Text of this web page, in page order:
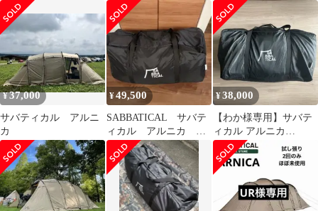
ツールームテント
ィカル )ARNICA アル
ニカ
¥37,000
サバティカル アルニ
カ
¥49,500
SABBATICAL サバテ
ィカル アルニカ そ
の他付属品2点あり
¥38,000
【わか様専用】サバテ
ィカル アルニカ
SABBATICAL ARNICA